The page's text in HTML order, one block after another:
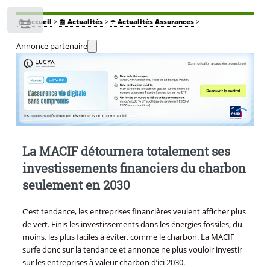
🏠Accueil > 📰 Actualités> ☂️ Actualités Assurances>
Annonce partenaire
La MACIF détournera totalement ses
investissements financiers du charbon
seulement en 2030
C’est tendance, les entreprises financières veulent afficher plus
de vert. Finis les investissements dans les énergies fossiles, du
moins, les plus faciles à éviter, comme le charbon. La MACIF
surfe donc sur la tendance et annonce ne plus vouloir investir
sur les entreprises à valeur charbon d’ici 2030.
Toggle